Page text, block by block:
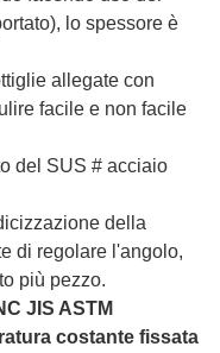
lo spessore è
allegate con
facile e non facile
del SUS # acciaio
della
di regolare l'angolo,
più pezzo.
JIS ASTM
costante fissata